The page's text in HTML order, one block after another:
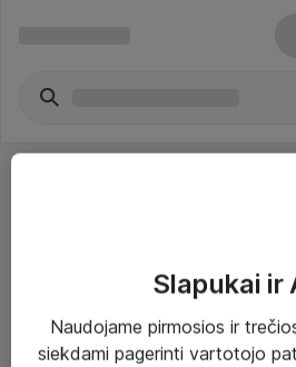
Paslaugos
Slapukai ir
Naudojame pirmosios ir
siekdami pagerinti vartotojo